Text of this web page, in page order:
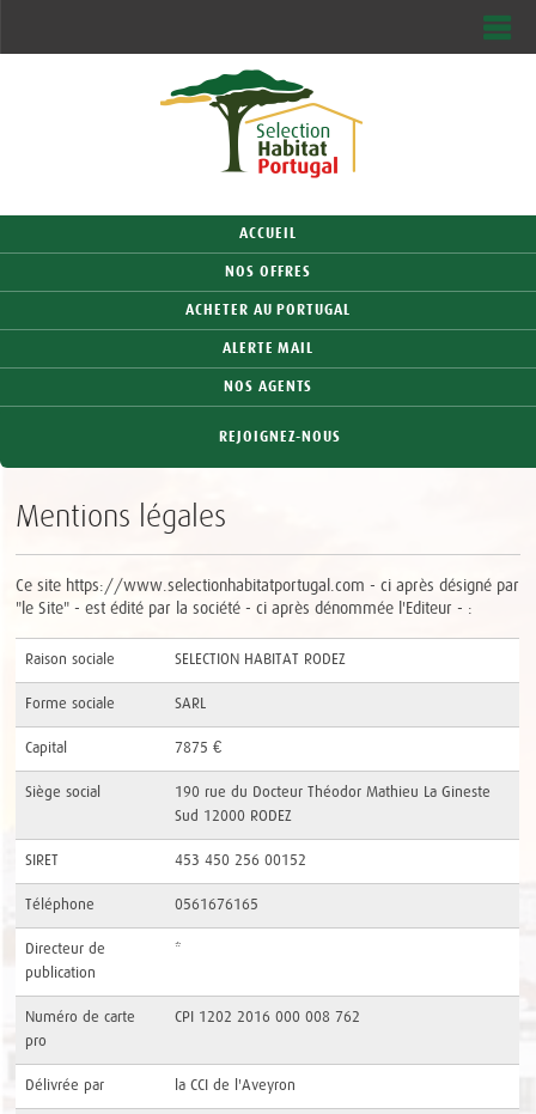
ACCUEIL
NOS OFFRES
ACHETER AU PORTUGAL
ALERTE MAIL
NOS AGENTS
REJOIGNEZ-NOUS
Mentions légales
Ce site https://www.selectionhabitatportugal.com - ci après désigné par
"le Site" - est édité par la société - ci après dénommée l'Editeur - :
Raison sociale SELECTION HABITAT RODEZ
Forme sociale SARL
Capital 7875 €
Siège social
190 rue du Docteur Théodor Mathieu La Gineste
Sud 12000 RODEZ
SIRET 453 450 256 00152
Téléphone 0561676165
Directeur de
publication
*
Numéro de carte
pro
CPI 1202 2016 000 008 762
Délivrée par la CCI de l'Aveyron